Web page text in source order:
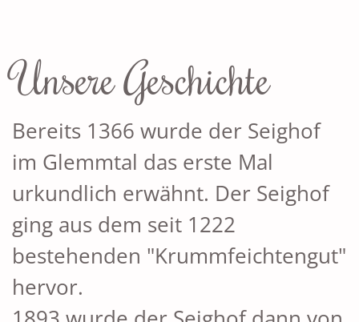
Unsere Geschichte
Bereits 1366 wurde der Seighof
im Glemmtal das erste Mal
urkundlich erwähnt. Der Seighof
ging aus dem seit 1222
bestehenden "Krummfeichtengut"
hervor.